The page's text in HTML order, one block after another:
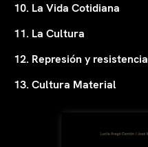
10. La Vida Cotidiana
11. La Cultura
12. Represión y resistencia
13. Cultura Material